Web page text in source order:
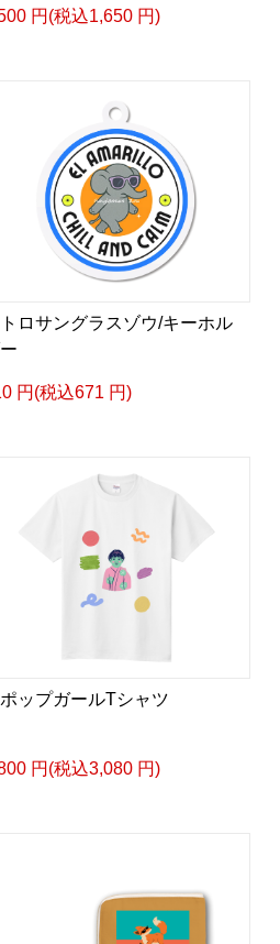
円(税込1,650 円)
ロサングラスゾウ/キーホル
円(税込671 円)
ップガールTシャツ
円(税込3,080 円)